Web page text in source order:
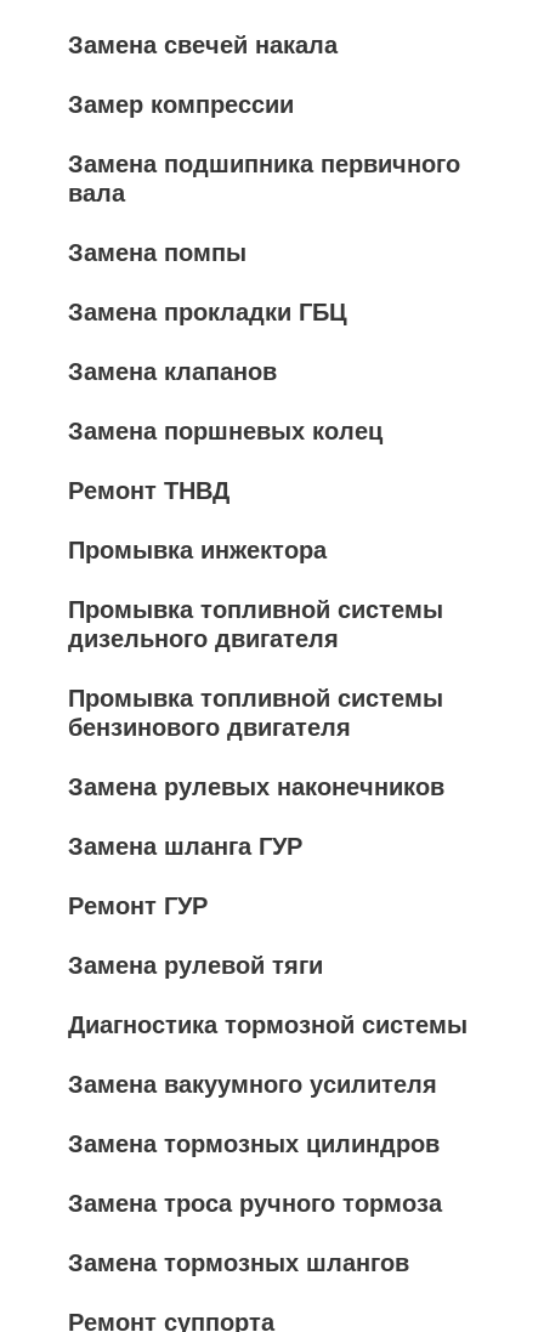
Замена свечей накала
Замер компрессии
Замена подшипника первичного
вала
Замена помпы
Замена прокладки ГБЦ
Замена клапанов
Замена поршневых колец
Ремонт ТНВД
Промывка инжектора
Промывка топливной системы
дизельного двигателя
Промывка топливной системы
бензинового двигателя
Замена рулевых наконечников
Замена шланга ГУР
Ремонт ГУР
Замена рулевой тяги
Диагностика тормозной системы
Замена вакуумного усилителя
Замена тормозных цилиндров
Замена троса ручного тормоза
Замена тормозных шлангов
Ремонт суппорта